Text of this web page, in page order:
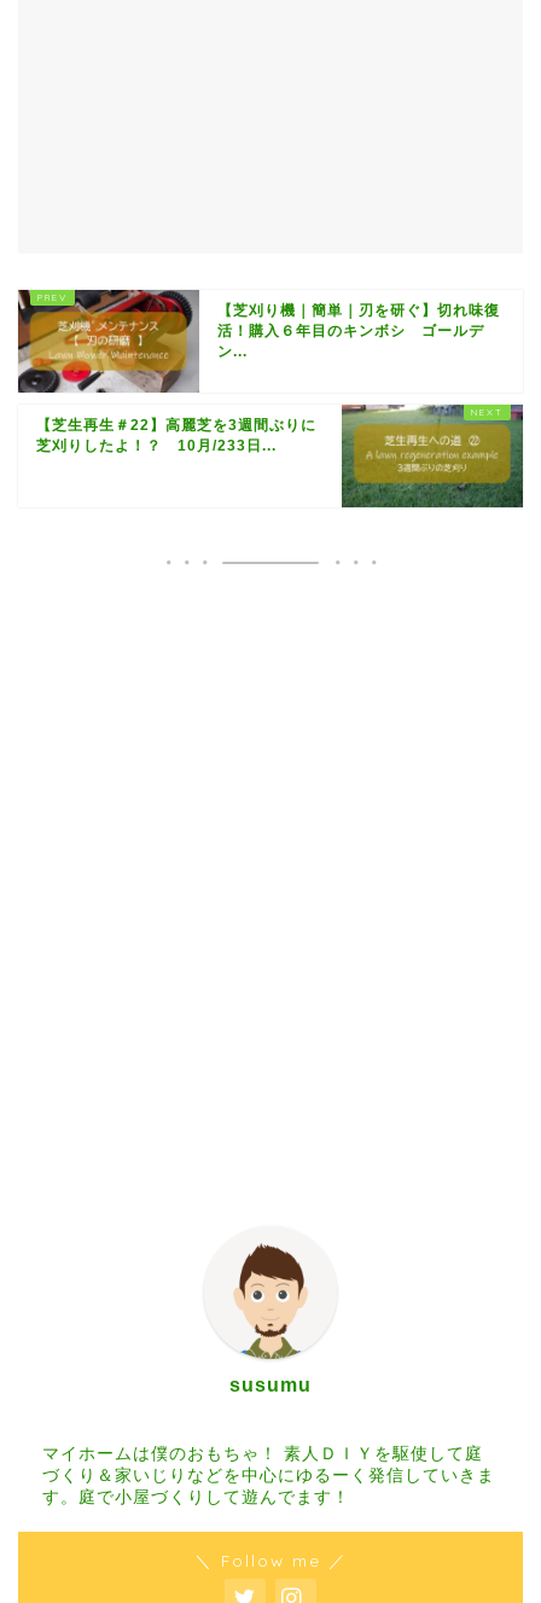
【芝刈り機｜簡単｜刃を研ぐ】切れ味復
活！購入６年目のキンボシ ゴールデ
ン...
【芝生再生＃22】高麗芝を3週間ぶりに
芝刈りしたよ！？ 10月/233日...
susumu
マイホームは僕のおもちゃ！ 素人ＤＩＹを駆使して庭
づくり＆家いじりなどを中心にゆるーく発信していきま
す。庭で小屋づくりして遊んでます！
＼ Follow me ／